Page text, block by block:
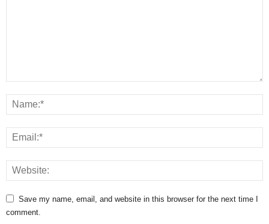
Save my name, email, and website in this browser for the next time I
comment.